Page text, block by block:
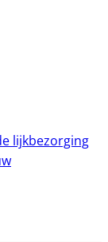
lijkbezorging